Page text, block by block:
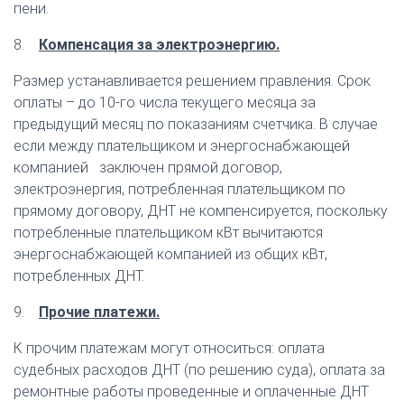
пени.
8. Компенсация за электроэнергию.
Размер устанавливается решением правления. Срок
оплаты – до 10-го числа текущего месяца за
предыдущий месяц по показаниям счетчика. В случае
если между плательщиком и энергоснабжающей
компанией заключен прямой договор,
электроэнергия, потребленная плательщиком по
прямому договору, ДНТ не компенсируется, поскольку
потребленные плательщиком кВт вычитаются
энергоснабжающей компанией из общих кВт,
потребленных ДНТ.
9. Прочие платежи.
К прочим платежам могут относиться: оплата
судебных расходов ДНТ (по решению суда), оплата за
ремонтные работы проведенные и оплаченные ДНТ